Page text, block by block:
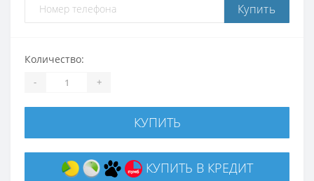
Купить
Количество:
- +
КУПИТЬ
КУПИТЬ В КРЕДИТ